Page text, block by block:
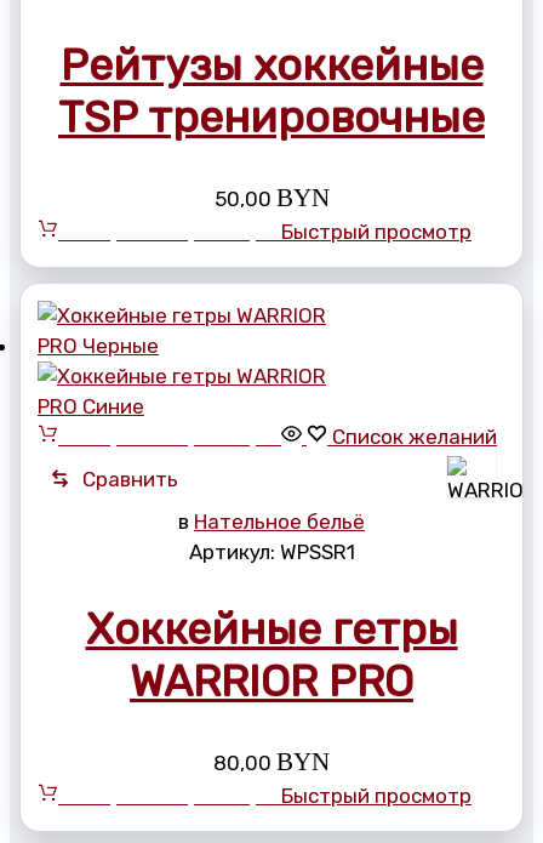
Рейтузы хоккейные
TSP тренировочные
50,00 BYN
Быстрый просмотр
Список желаний
Сравнить
в Нательное бельё
Артикул: WPSSR1
Хоккейные гетры
WARRIOR PRO
80,00 BYN
Быстрый просмотр